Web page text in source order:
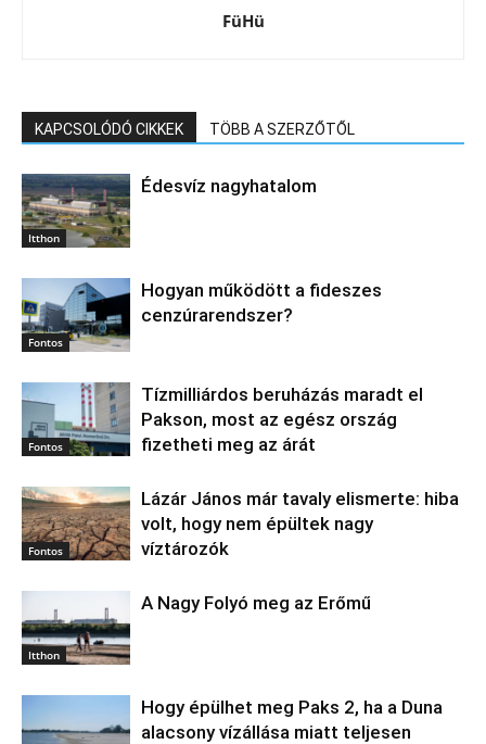
FüHü
KAPCSOLÓDÓ CIKKEK TÖBB A SZERZŐTŐL
Itthon
Édesvíz nagyhatalom
Fontos
Hogyan működött a fideszes
cenzúrarendszer?
Fontos
Tízmilliárdos beruházás maradt el
Pakson, most az egész ország
fizetheti meg az árát
Fontos
Lázár János már tavaly elismerte: hiba
volt, hogy nem épültek nagy
víztározók
Itthon
A Nagy Folyó meg az Erőmű
Hogy épülhet meg Paks 2, ha a Duna
alacsony vízállása miatt teljesen